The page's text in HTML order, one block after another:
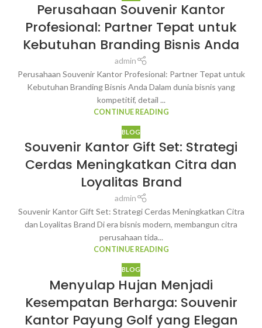
Perusahaan Souvenir Kantor
Profesional: Partner Tepat untuk
Kebutuhan Branding Bisnis Anda
admin
Perusahaan Souvenir Kantor Profesional: Partner Tepat untuk
Kebutuhan Branding Bisnis Anda Dalam dunia bisnis yang
kompetitif, detail ...
CONTINUE READING
BLOG
Souvenir Kantor Gift Set: Strategi
Cerdas Meningkatkan Citra dan
Loyalitas Brand
admin
Souvenir Kantor Gift Set: Strategi Cerdas Meningkatkan Citra
dan Loyalitas Brand Di era bisnis modern, membangun citra
perusahaan tida...
CONTINUE READING
BLOG
Menyulap Hujan Menjadi
Kesempatan Berharga: Souvenir
Kantor Payung Golf yang Elegan